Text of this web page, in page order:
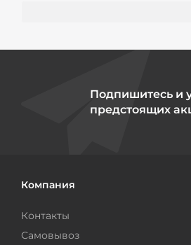
Подпишитесь и
предстоящих
Компания
Контакты
Самовывоз